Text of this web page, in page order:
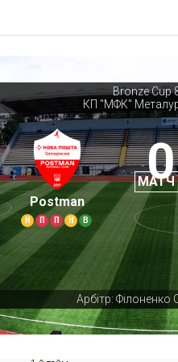
Bronze Cup
КП "МФК"
Postman
Н П П Н В
0
МАТЧ
Арбітр: Філоненко